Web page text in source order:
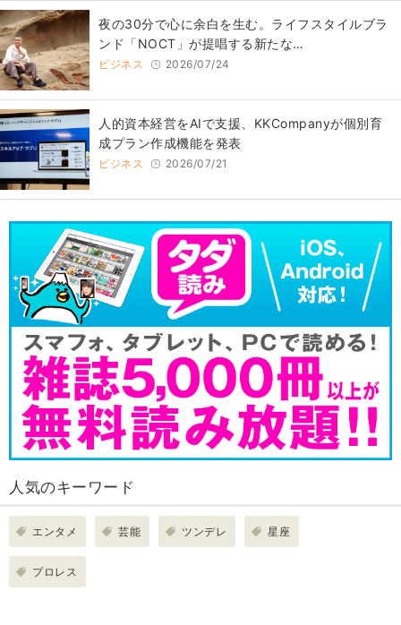
​夜の30分で心に余白を生む。ライフスタイルブラ
ンド「NOCT」が提唱する新たな…
ビジネス 2026/07/24
人的資本経営をAIで支援、KKCompanyが個別育
成プラン作成機能を発表
ビジネス 2026/07/21
人気のキーワード
エンタメ 芸能 ツンデレ 星座
プロレス